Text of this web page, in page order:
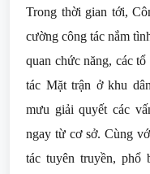
Trong thời gian tới,
cường công tác nắm
quan chức năng, các
tác Mặt trận ở khu
mưu giải quyết các
ngay từ cơ sở. Cùng
tác tuyên truyền, phổ